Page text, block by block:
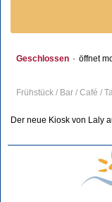
Geschlossen · öffnet
Frühstück / Bar / Café /
Der neue Kiosk von Laly